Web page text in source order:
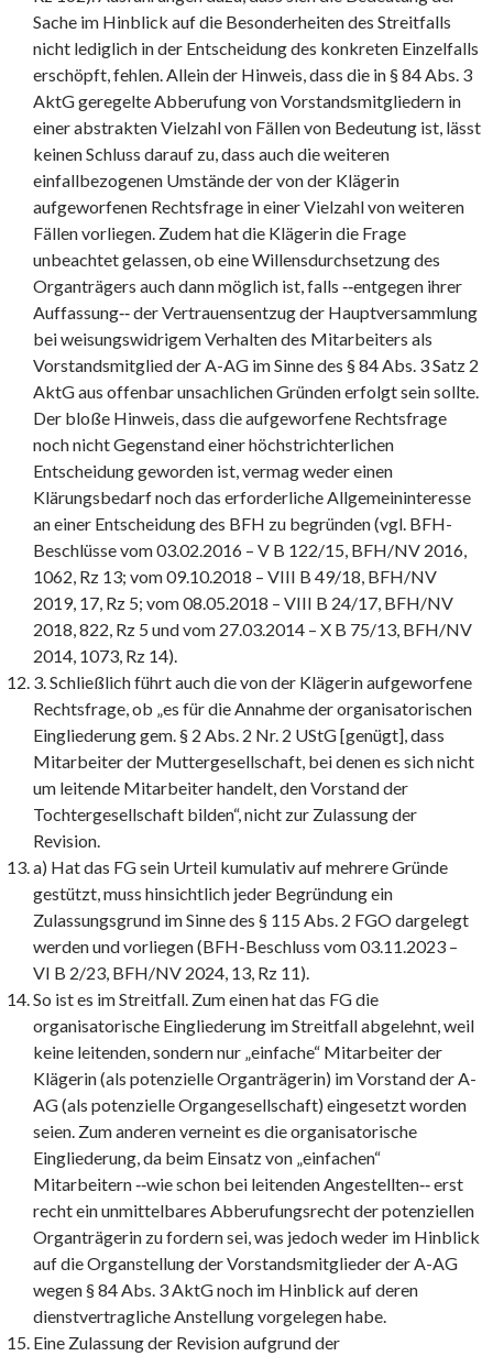
Sache im Hinblick auf die Besonderheiten des Streitfalls
nicht lediglich in der Entscheidung des konkreten Einzelfalls
erschöpft, fehlen. Allein der Hinweis, dass die in § 84 Abs. 3
AktG geregelte Abberufung von Vorstandsmitgliedern in
einer abstrakten Vielzahl von Fällen von Bedeutung ist, lässt
keinen Schluss darauf zu, dass auch die weiteren
einfallbezogenen Umstände der von der Klägerin
aufgeworfenen Rechtsfrage in einer Vielzahl von weiteren
Fällen vorliegen. Zudem hat die Klägerin die Frage
unbeachtet gelassen, ob eine Willensdurchsetzung des
Organträgers auch dann möglich ist, falls ‑‑entgegen ihrer
Auffassung‑‑ der Vertrauensentzug der Hauptversammlung
bei weisungswidrigem Verhalten des Mitarbeiters als
Vorstandsmitglied der A-AG im Sinne des § 84 Abs. 3 Satz 2
AktG aus offenbar unsachlichen Gründen erfolgt sein sollte.
Der bloße Hinweis, dass die aufgeworfene Rechtsfrage
noch nicht Gegenstand einer höchstrichterlichen
Entscheidung geworden ist, vermag weder einen
Klärungsbedarf noch das erforderliche Allgemeininteresse
an einer Entscheidung des BFH zu begründen (vgl. BFH-
Beschlüsse vom 03.02.2016 – V B 122/15, BFH/NV 2016,
1062, Rz 13; vom 09.10.2018 – VIII B 49/18, BFH/NV
2019, 17, Rz 5; vom 08.05.2018 – VIII B 24/17, BFH/NV
2018, 822, Rz 5 und vom 27.03.2014 – X B 75/13, BFH/NV
2014, 1073, Rz 14).
3. Schließlich führt auch die von der Klägerin aufgeworfene
Rechtsfrage, ob „es für die Annahme der organisatorischen
Eingliederung gem. § 2 Abs. 2 Nr. 2 UStG [genügt], dass
Mitarbeiter der Muttergesellschaft, bei denen es sich nicht
um leitende Mitarbeiter handelt, den Vorstand der
Tochtergesellschaft bilden“, nicht zur Zulassung der
Revision.
a) Hat das FG sein Urteil kumulativ auf mehrere Gründe
gestützt, muss hinsichtlich jeder Begründung ein
Zulassungsgrund im Sinne des § 115 Abs. 2 FGO dargelegt
werden und vorliegen (BFH-Beschluss vom 03.11.2023 –
VI B 2/23, BFH/NV 2024, 13, Rz 11).
So ist es im Streitfall. Zum einen hat das FG die
organisatorische Eingliederung im Streitfall abgelehnt, weil
keine leitenden, sondern nur „einfache“ Mitarbeiter der
Klägerin (als potenzielle Organträgerin) im Vorstand der A-
AG (als potenzielle Organgesellschaft) eingesetzt worden
seien. Zum anderen verneint es die organisatorische
Eingliederung, da beim Einsatz von „einfachen“
Mitarbeitern ‑‑wie schon bei leitenden Angestellten‑‑ erst
recht ein unmittelbares Abberufungsrecht der potenziellen
Organträgerin zu fordern sei, was jedoch weder im Hinblick
auf die Organstellung der Vorstandsmitglieder der A-AG
wegen § 84 Abs. 3 AktG noch im Hinblick auf deren
dienstvertragliche Anstellung vorgelegen habe.
Eine Zulassung der Revision aufgrund der